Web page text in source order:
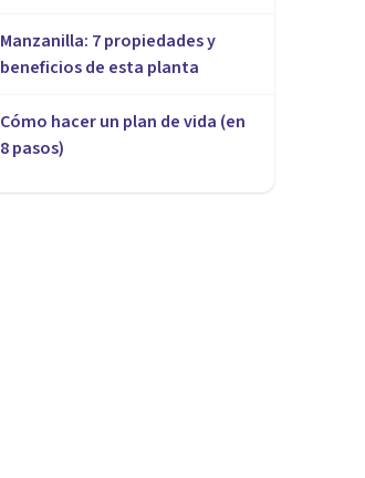
Manzanilla: 7 propiedades y
beneficios de esta planta
Cómo hacer un plan de vida (en
8 pasos)